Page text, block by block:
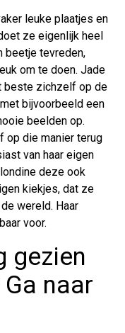
leuke plaatjes en
ze eigenlijk heel
beetje tevreden,
om te doen. Jade
beste zichzelf op de
bijvoorbeeld een
beelden op.
op die manier terug
van haar eigen
deze ook
kiekjes, dat ze
wereld. Haar
voor.
gezien
naar